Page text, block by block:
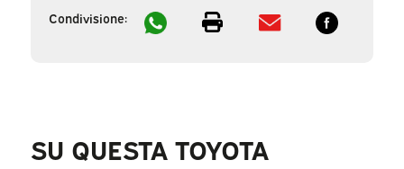
Condivisione:
SU QUESTA TOYOTA